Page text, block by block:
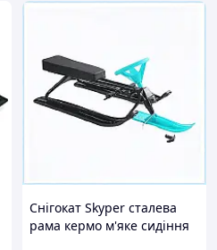
Снігокат Skyper сталева
рама кермо м'яке сидіння